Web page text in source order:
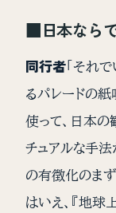
■日本なら
同行者「それ
るパレードの
使って、日本の
チュアルな手
の有徴化のま
はいえ、『地球